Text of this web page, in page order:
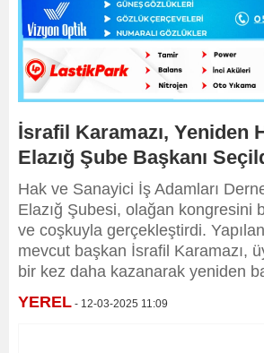
İsrafil Karamazı, Yeniden
Elazığ Şube Başkanı
Hak ve Sanayici İş Adamları
Elazığ Şubesi, olağan kongresini
ve coşkuyla gerçekleştirdi.
mevcut başkan İsrafil Karamazı,
bir kez daha kazanarak yeniden
YEREL - 12-03-2025 11:09